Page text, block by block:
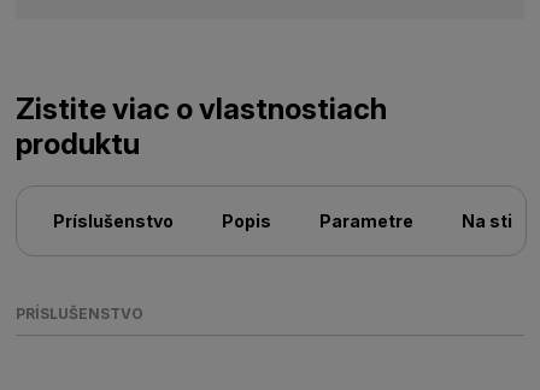
Zistite viac o vlastnostiach
produktu
Príslušenstvo Popis Parametre Na
PRÍSLUŠENSTVO